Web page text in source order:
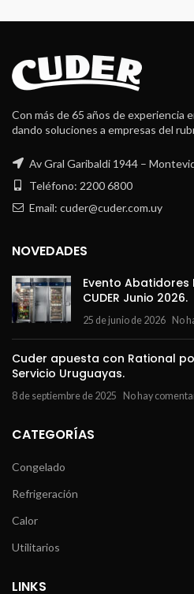
Con más de 65 años de experiencia
dando soluciones a empresas del
Av Gral Garibaldi 1944 –
Teléfono: 2200 6800
Email: cuder@cuder.com.uy
NOVEDADES
Evento Abatidores
CUDER Junio 2026.
25 de junio de 2026 No
Cuder apuesta con Rational
Servicio Uruguayas.
8 de septiembre de 2025 No hay
CATEGORÍAS
Congelado
Refrigeración
Calor
Utilitarios
LINKS